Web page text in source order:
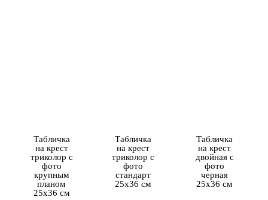
Табличка
на крест
триколор с
фото
крупным
планом
25х36 см
Табличка
на крест
триколор с
фото
стандарт
25х36 см
Табличка
на крест
двойная с
фото
черная
25х36 см